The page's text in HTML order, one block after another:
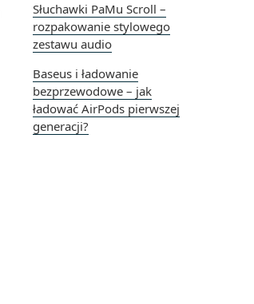
Słuchawki PaMu Scroll –
rozpakowanie stylowego
zestawu audio
Baseus i ładowanie
bezprzewodowe – jak
ładować AirPods pierwszej
generacji?